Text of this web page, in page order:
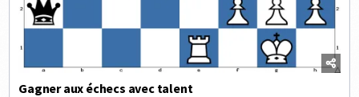
Gagner aux échecs avec talent